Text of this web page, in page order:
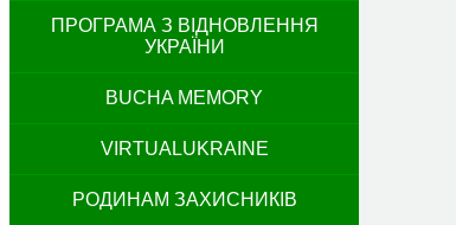
ПРОГРАМА З ВІДНОВЛЕННЯ
УКРАЇНИ
BUCHA MEMORY
VIRTUALUKRAINE
РОДИНАМ ЗАХИСНИКІВ